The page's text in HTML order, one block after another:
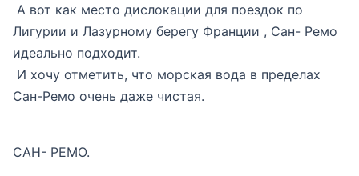
А вот как место дислокации для поездок по
Лигурии и Лазурному берегу Франции , Сан- Ремо
идеально подходит.
И хочу отметить, что морская вода в пределах
Сан-Ремо очень даже чистая.
САН- РЕМО.